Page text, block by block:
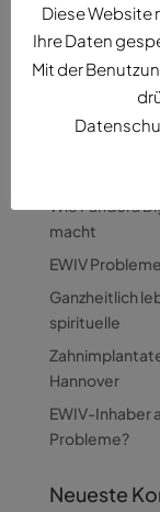
Möglichkeiten,
Neueste
Wie Pandora
macht
EWIV
Ganzheitlich
spirituelle
Hannover
EWIV-Inhaber
Probleme?
Neueste
Diese Website
Ihre Daten
Mit der